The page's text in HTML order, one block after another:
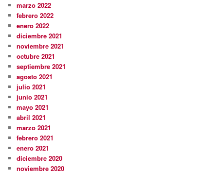
marzo 2022
febrero 2022
enero 2022
diciembre 2021
noviembre 2021
octubre 2021
septiembre 2021
agosto 2021
julio 2021
junio 2021
mayo 2021
abril 2021
marzo 2021
febrero 2021
enero 2021
diciembre 2020
noviembre 2020